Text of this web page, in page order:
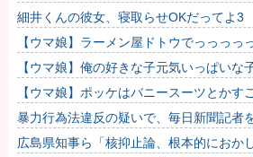
し世界を不安定化させるだけ」
細井くんの彼女、寝取らせOKだってよ3
【ウマ娘】ラーメン屋ドトウでっっっっ
【ウマ娘】俺の好きな子元気いっぱいな
る。←「元気OPPAIの間違いだろ…」
【ウマ娘】ポッケはバニースーツとかす
暴力行為法違反の疑いで、毎日新聞記者
広島県知事ら「核抑止論、根本的におか